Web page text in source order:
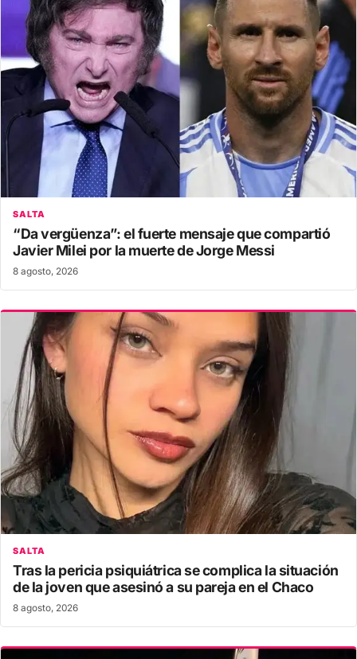
SALTA
“Da vergüenza”: el fuerte mensaje que compartió
Javier Milei por la muerte de Jorge Messi
8 agosto, 2026
SALTA
Tras la pericia psiquiátrica se complica la situación
de la joven que asesinó a su pareja en el Chaco
8 agosto, 2026